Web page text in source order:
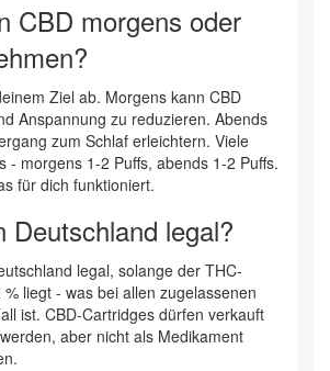
CBD morgens oder
Ziel ab. Morgens kann CBD
Anspannung zu reduzieren. Abends
zum Schlaf erleichtern. Viele
- morgens 1-2 Puffs, abends 1-2 Puffs.
für dich funktioniert.
Deutschland legal?
legal, solange der THC-
liegt - was bei allen zugelassenen
ist. CBD-Cartridges dürfen verkauft
aber nicht als Medikament